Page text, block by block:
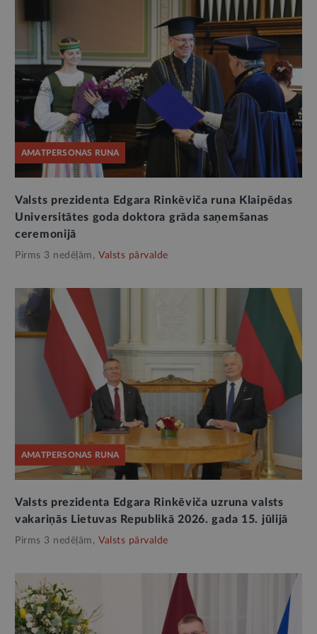
AMATPERSONAS RUNA
Valsts prezidenta Edgara Rinkēviča runa Klaipēdas
Universitātes goda doktora grāda saņemšanas
ceremonijā
Pirms 3 nedēļām, Valsts pārvalde
AMATPERSONAS RUNA
Valsts prezidenta Edgara Rinkēviča uzruna valsts
vakariņās Lietuvas Republikā 2026. gada 15. jūlijā
Pirms 3 nedēļām, Valsts pārvalde